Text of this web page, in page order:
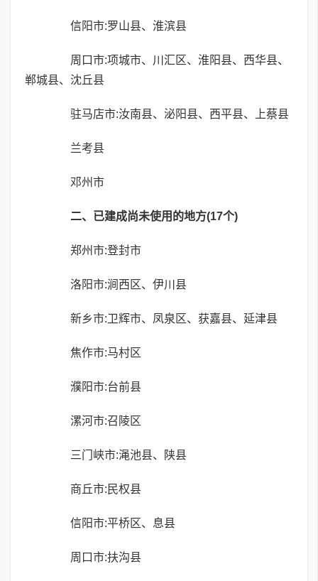
信阳市:罗山县、淮滨县
周口市:项城市、川汇区、淮阳县、西华县、
郸城县、沈丘县
驻马店市:汝南县、泌阳县、西平县、上蔡县
兰考县
邓州市
二、已建成尚未使用的地方(17个)
郑州市:登封市
洛阳市:涧西区、伊川县
新乡市:卫辉市、凤泉区、获嘉县、延津县
焦作市:马村区
濮阳市:台前县
漯河市:召陵区
三门峡市:渑池县、陕县
商丘市:民权县
信阳市:平桥区、息县
周口市:扶沟县